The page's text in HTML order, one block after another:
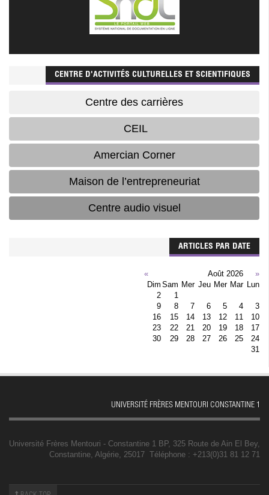
CENTRE D'ACTIVITÉS CULTURELLES ET SCIENTIFIQUES
Centre des carrières
CEIL
Amercian Corner
Maison de l’entrepreneuriat
Centre audio visuel
ARTICLES PAR DATE
«
Août 2026
»
Lun
Mar
Mer
Jeu
Mer
Sam
Dim
1
2
3
4
5
6
7
8
9
10
11
12
13
14
15
16
17
18
19
20
21
22
23
24
25
26
27
28
29
30
31
UNIVERSITÉ FRÈRES MENTOURI CONSTANTINE 1
Université Frères Mentouri - Constantine 1 BP, 325 Route de Ain El Bey,
Constantine, Algérie, 25017 Téléphone : +213(0)31 81 12 71